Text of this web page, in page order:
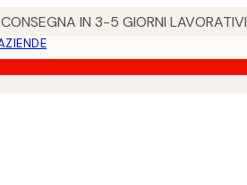
IN 3-5 GIORNI LAVORATIVI